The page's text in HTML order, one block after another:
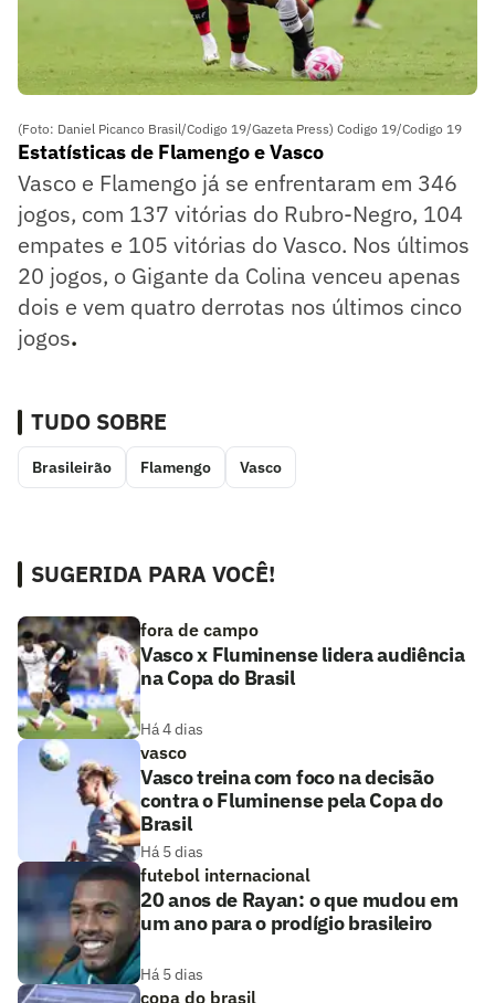
(Foto: Daniel Picanco Brasil/Codigo 19/Gazeta Press) Codigo 19/Codigo 19
Estatísticas de Flamengo e Vasco
Vasco e Flamengo já se enfrentaram em 346
jogos, com 137 vitórias do Rubro-Negro, 104
empates e 105 vitórias do Vasco. Nos últimos
20 jogos, o Gigante da Colina venceu apenas
dois e vem quatro derrotas nos últimos cinco
jogos.
TUDO SOBRE
Brasileirão Flamengo Vasco
SUGERIDA PARA VOCÊ!
fora de campo
Vasco x Fluminense lidera audiência
na Copa do Brasil
Há 4 dias
vasco
Vasco treina com foco na decisão
contra o Fluminense pela Copa do
Brasil
Há 5 dias
futebol internacional
20 anos de Rayan: o que mudou em
um ano para o prodígio brasileiro
Há 5 dias
copa do brasil